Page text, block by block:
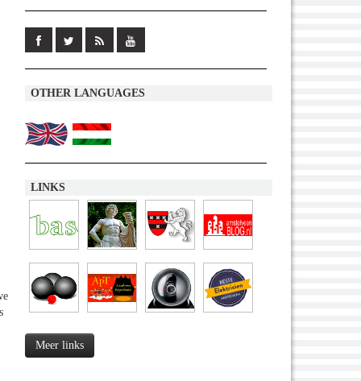
OTHER LANGUAGES
LINKS
Meer links